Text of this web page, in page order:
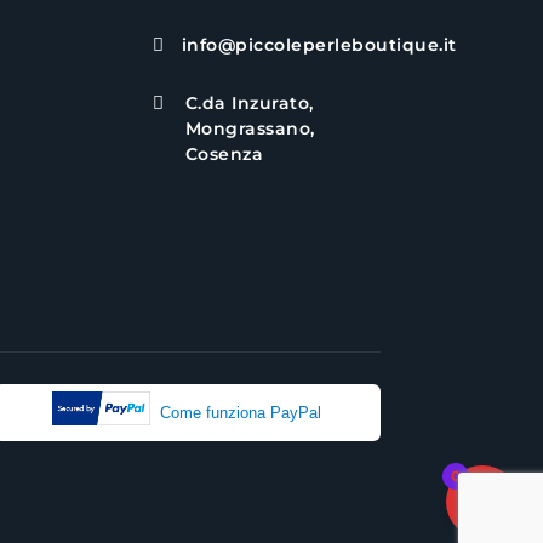
 info@piccoleperleboutique.it

C.da Inzurato,
Mongrassano,
Cosenza
Come funziona PayPal
0